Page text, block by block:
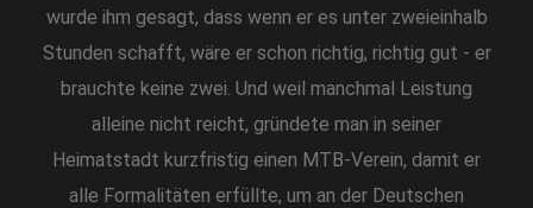
wurde ihm gesagt, dass wenn er es unter zweieinhalb
Stunden schafft, wäre er schon richtig, richtig gut - er
brauchte keine zwei. Und weil manchmal Leistung
alleine nicht reicht, gründete man in seiner
Heimatstadt kurzfristig einen MTB-Verein, damit er
alle Formalitäten erfüllte, um an der Deutschen